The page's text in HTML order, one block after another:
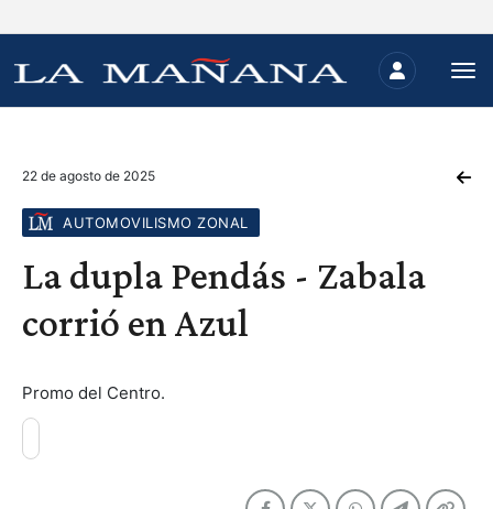
22 de agosto de 2025
AUTOMOVILISMO ZONAL
La dupla Pendás - Zabala
corrió en Azul
Promo del Centro.